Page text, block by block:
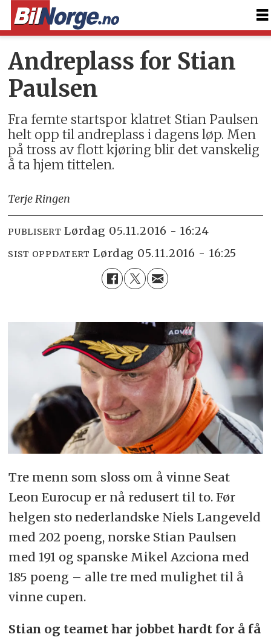
Andreplass for Stian
Paulsen
Fra femte startspor klatret Stian Paulsen
helt opp til andreplass i dagens løp. Men
på tross av flott kjøring blir det vanskelig
å ta hjem tittelen.
Terje Ringen
PUBLISERT lørdag 05.11.2016 - 16:24
SIST OPPDATERT lørdag 05.11.2016 - 16:25
Tre menn som sloss om å vinne Seat
Leon Eurocup er nå redusert til to. Før
helgen sto nederlandske Niels Langeveld
med 202 poeng, norske Stian Paulsen
med 191 og spanske Mikel Azciona med
185 poeng – alle tre med mulighet til å
vinne cupen.
Stian og teamet har jobbet hardt for å få